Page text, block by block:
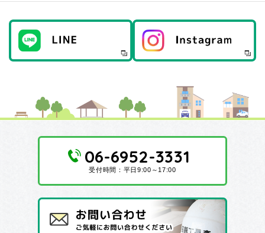
06-6952-3331
受付時間：平日9:00～17:00